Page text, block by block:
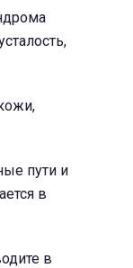
пути и
в
в